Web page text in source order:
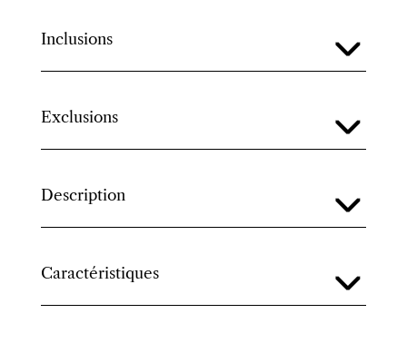
Inclusions
Exclusions
Description
Caractéristiques